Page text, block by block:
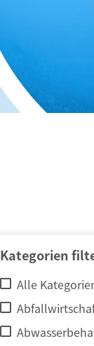
Kategorien
Alle